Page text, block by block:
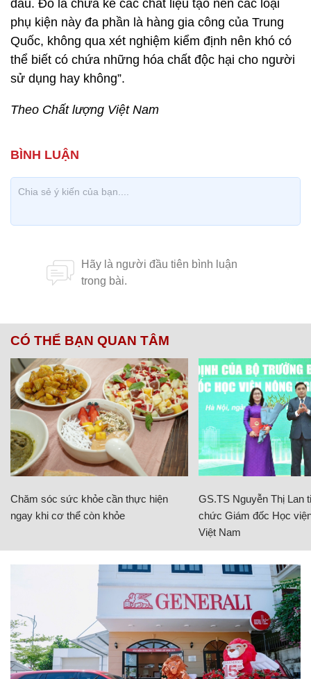
đầu. Đó là chưa kể các chất liệu tạo nên các loại
phụ kiện này đa phần là hàng gia công của Trung
Quốc, không qua xét nghiệm kiểm định nên khó có
thể biết có chứa những hóa chất độc hại cho người
sử dụng hay không”.
Theo Chất lượng Việt Nam
CÓ THỂ BẠN QUAN TÂM
Chăm sóc sức khỏe cần thực hiện
ngay khi cơ thể còn khỏe
GS.TS Nguyễn Thị Lan
chức Giám đốc Học
Việt Nam